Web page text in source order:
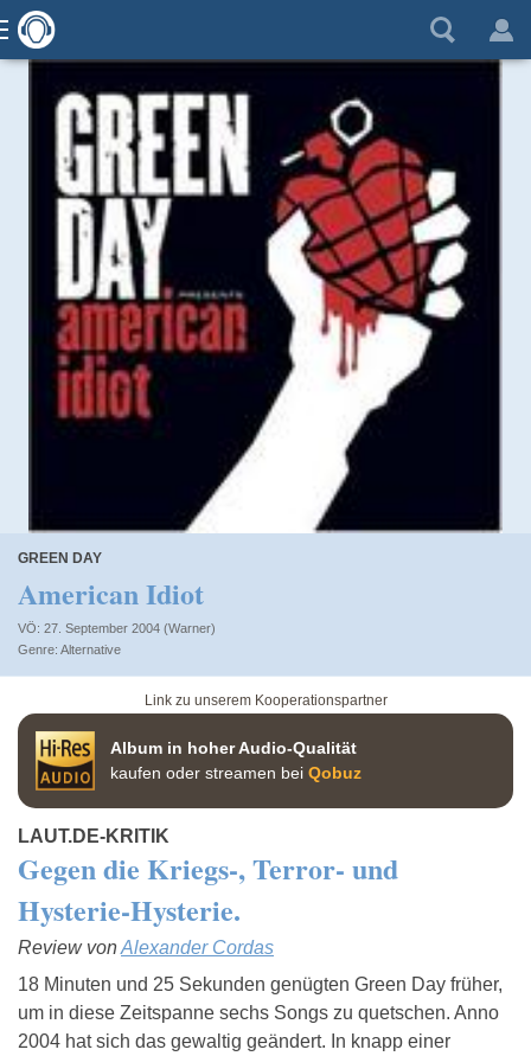
GREEN DAY
American Idiot
VÖ: 27. September 2004 (Warner)
Alternative
Link zu unserem Kooperationspartner
Album in hoher Audio-Qualität
kaufen oder streamen bei Qobuz
LAUT.DE-KRITIK
Gegen die Kriegs-, Terror- und
Hysterie-Hysterie.
Review vonAlexander Cordas
18 Minuten und 25 Sekunden genügten Green Day früher,
um in diese Zeitspanne sechs Songs zu quetschen. Anno
2004 hat sich das gewaltig geändert. In knapp einer